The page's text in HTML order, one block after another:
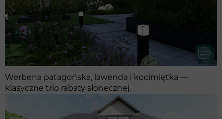
Werbena patagońska, lawenda i kocimiętka —
klasyczne trio rabaty słonecznej.